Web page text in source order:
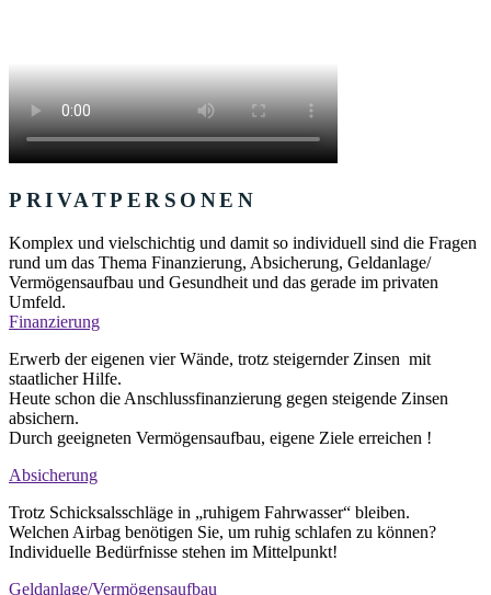
PRIVATPERSONEN
Komplex und vielschichtig und damit so individuell sind die Fragen
rund um das Thema Finanzierung, Absicherung, Geldanlage/
Vermögensaufbau und Gesundheit und das gerade im privaten
Umfeld.
Finanzierung
Erwerb der eigenen vier Wände, trotz steigernder Zinsen mit
staatlicher Hilfe.
Heute schon die Anschlussfinanzierung gegen steigende Zinsen
absichern.
Durch geeigneten Vermögensaufbau, eigene Ziele erreichen !
Absicherung
Trotz Schicksalsschläge in „ruhigem Fahrwasser“ bleiben.
Welchen Airbag benötigen Sie, um ruhig schlafen zu können?
Individuelle Bedürfnisse stehen im Mittelpunkt!
Geldanlage/Vermögensaufbau